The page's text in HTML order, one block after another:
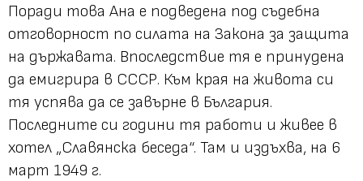
Поради това Ана е подведена под съдебна
отговорност по силата на Закона за защита
на държавата. Впоследствие тя е принудена
да емигрира в СССР. Към края на живота си
тя успява да се завърне в България.
Последните си години тя работи и живее в
хотел „Славянска беседа“. Там и издъхва, на 6
март 1949 г.